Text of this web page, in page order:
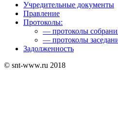
Учредительные документы
Правление
Протоколы:
— протоколы
— протоколы
Задолженность
© snt-www.ru 2018